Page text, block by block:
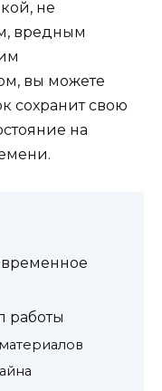
не
вредным
вы можете
сохранит свою
на
работы